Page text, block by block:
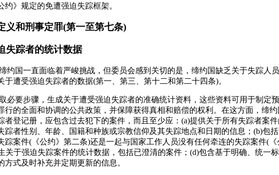
约》规定的免遭强迫失踪框架。
义和刑事定罪(第一至第七条)
失踪者的统计数据
约国一直面临着严峻挑战，但委员会感到关切的是，缔约国缺乏关于失踪人
于遭受强迫失踪者的数据(第一、第三、第十二和第二十四条)。
必要步骤，生成关于遭受强迫失踪者的准确统计资料，这些资料可用于制定
行的全面和协调的公共政策，并保障获得真相和赔偿的权利。在这方面，缔
者登记册，应包含过去犯下的案件，而且至少应：(a)提供关于所有失踪者案
踪者性别、年龄、国籍和种族或宗教信仰及其失踪地点和日期的信息；(b)包
踪案件(《公约》第二条)还是一起与国家工作人员没有任何牵连的失踪案件(
关于强迫失踪案件的统计数据，包括已澄清的案件；(d)包含基于明确、统一
方式及时补充并定期更新的信息。